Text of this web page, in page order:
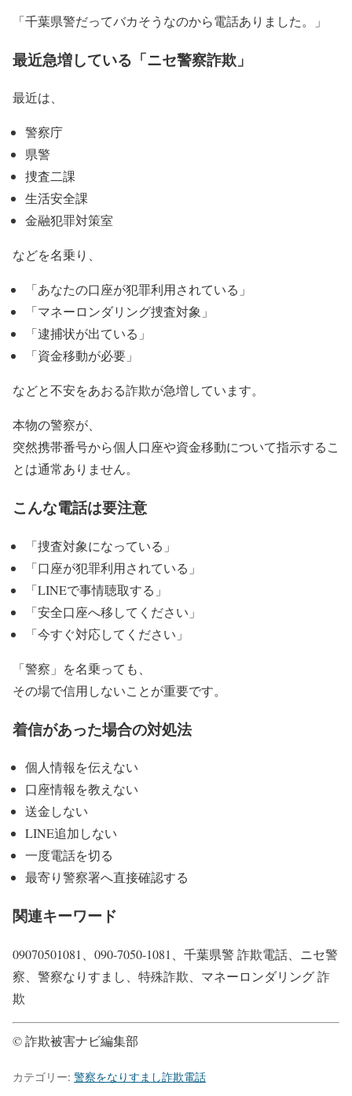
「千葉県警だってバカそうなのから電話ありました。」
最近急増している「ニセ警察詐欺」
最近は、
警察庁
県警
捜査二課
生活安全課
金融犯罪対策室
などを名乗り、
「あなたの口座が犯罪利用されている」
「マネーロンダリング捜査対象」
「逮捕状が出ている」
「資金移動が必要」
などと不安をあおる詐欺が急増しています。
本物の警察が、
突然携帯番号から個人口座や資金移動について指示するこ
とは通常ありません。
こんな電話は要注意
「捜査対象になっている」
「口座が犯罪利用されている」
「LINEで事情聴取する」
「安全口座へ移してください」
「今すぐ対応してください」
「警察」を名乗っても、
その場で信用しないことが重要です。
着信があった場合の対処法
個人情報を伝えない
口座情報を教えない
送金しない
LINE追加しない
一度電話を切る
最寄り警察署へ直接確認する
関連キーワード
09070501081、090-7050-1081、千葉県警 詐欺電話、ニセ警
察、警察なりすまし、特殊詐欺、マネーロンダリング 詐
欺
© 詐欺被害ナビ編集部
カテゴリー: 警察をなりすまし詐欺電話